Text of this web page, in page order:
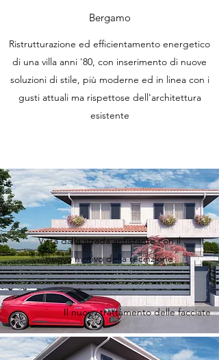
Bergamo
Ristrutturazione ed efficientamento energetico
di una villa anni '80, con inserimento di nuove
soluzioni di stile, più moderne ed in linea con i
gusti attuali ma rispettose dell'architettura
esistente
Vista dalla strada antistante con il
nuovo motivo della recinzione
Il nuovo trattamento delle facciate